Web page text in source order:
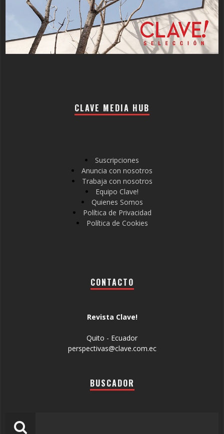
CLAVE MEDIA HUB
Suscripciones
Anuncia con nosotros
Trabaja con nosotros
Equipo Clave!
Quienes Somos
Política de Privacidad
Política de Cookies
CONTACTO
Revista Clave!
Quito - Ecuador
perspectivas@clave.com.ec
BUSCADOR